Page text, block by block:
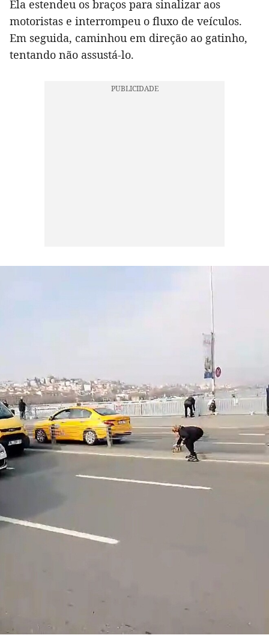
Ela estendeu os braços para sinalizar aos
motoristas e interrompeu o fluxo de veículos.
Em seguida, caminhou em direção ao gatinho,
tentando não assustá-lo.